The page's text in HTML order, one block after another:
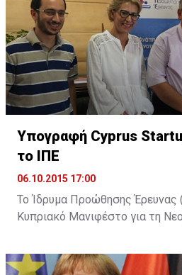
Global Communications θα είναι
προσφέρουν πλήρως
Υπογραφή Cyprus
το ΙΠΕ
06.10.2015 17:00
Το Ίδρυμα Προώθησης Έρευνας
Κυπριακό Μανιφέστο για τη
αναφέρει σχετική ανακοίνωση,
Μανιφέστου το ΙΠΕ